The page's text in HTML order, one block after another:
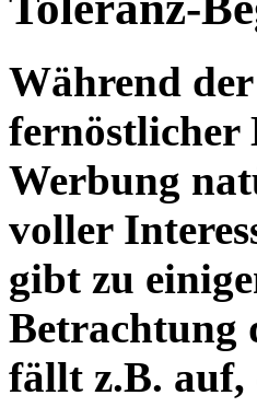
Während
fernöstlicher
Werbung
voller
gibt zu
Betrachtung
fällt z.B. auf,